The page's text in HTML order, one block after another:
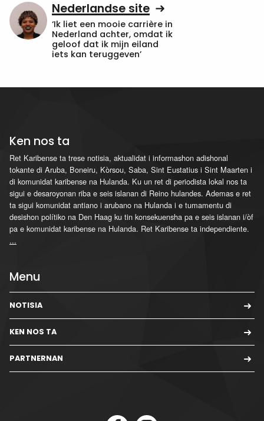
Nederlandse site
‘Ik liet een mooie carrière in
Nederland achter, omdat ik
geloof dat ik mijn eiland
iets kan teruggeven’
Ken nos ta
Ret Karibense ta trese notisia, aktualidat i informashon adishonal
tokante di Aruba, Boneiru, Kòrsou, Saba, Sint Eustatius i Sint Maarten i
di komunidat karibense na Hulanda. Ku un ret di periodista lokal nos ta
sigui e desaroyonan riba e seis islanan di Reino hulandes. Ademas e ret
ta sigui komunidat antiano i arubano na Hulanda i e tumamentu di
desishon polítiko na Den Haag ku tin konsekuensha pa e seis islanan i/òf
pa e komunidat karibense na Hulanda. Ret Karibense ta independiente.
...
Menu
NOTISIA
KEN NOS TA
PARTNERNAN